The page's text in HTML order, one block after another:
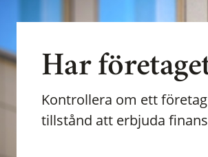
Har
Kontrollera om ett
tillstånd att erbjuda